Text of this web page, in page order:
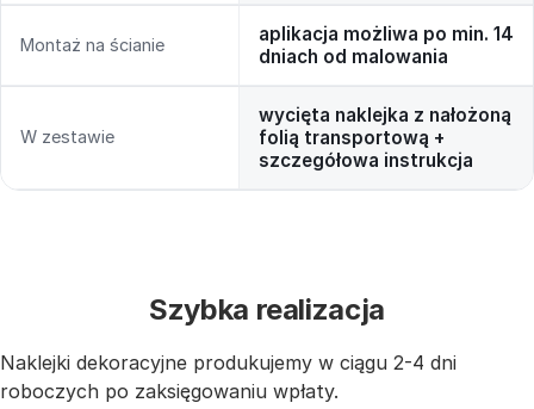
Montaż na ścianie
aplikacja możliwa po min. 14
dniach od malowania
W zestawie
wycięta naklejka z nałożoną
folią transportową +
szczegółowa instrukcja
Szybka realizacja
Naklejki dekoracyjne produkujemy w ciągu 2-4 dni
roboczych po zaksięgowaniu wpłaty.